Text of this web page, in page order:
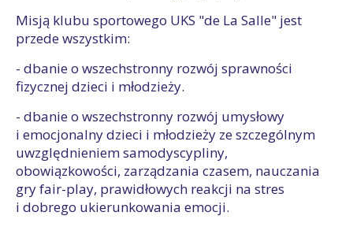
Misją klubu sportowego UKS "de La Salle" jest
przede wszystkim:
- dbanie o wszechstronny rozwój sprawności
fizycznej dzieci i młodzieży.
- dbanie o wszechstronny rozwój umysłowy
i emocjonalny dzieci i młodzieży ze szczególnym
uwzględnieniem samodyscypliny,
obowiązkowości, zarządzania czasem, nauczania
gry fair-play, prawidłowych reakcji na stres
i dobrego ukierunkowania emocji.